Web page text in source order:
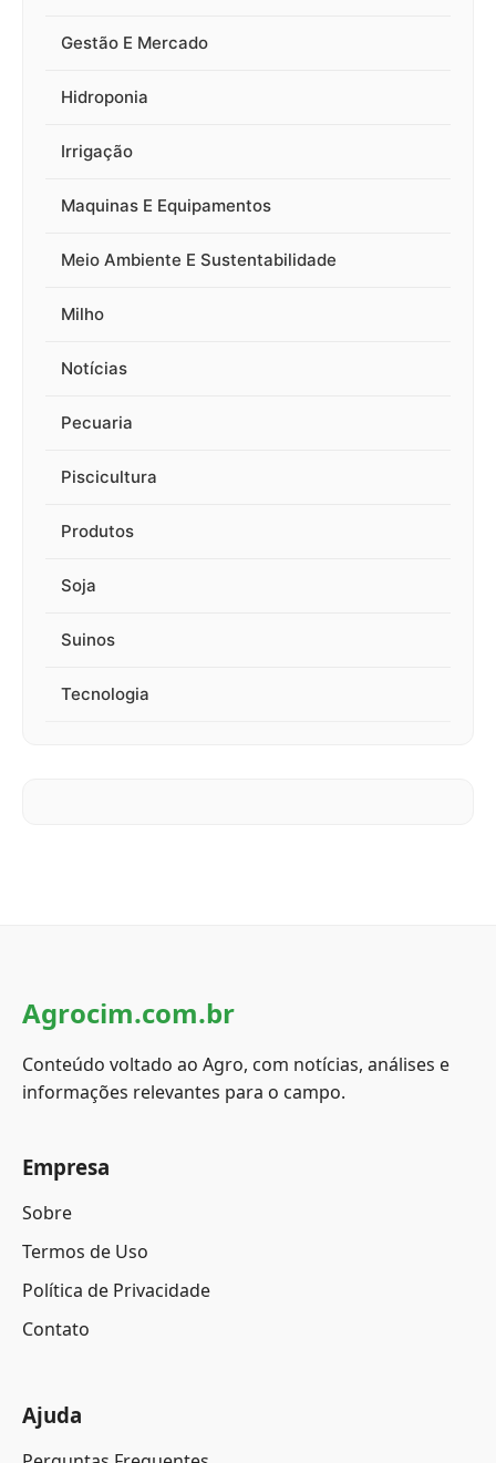
Gestão E Mercado
Hidroponia
Irrigação
Maquinas E Equipamentos
Meio Ambiente E Sustentabilidade
Milho
Notícias
Pecuaria
Piscicultura
Produtos
Soja
Suinos
Tecnologia
Agrocim.com.br
Conteúdo voltado ao Agro, com notícias, análises e
informações relevantes para o campo.
Empresa
Sobre
Termos de Uso
Política de Privacidade
Contato
Ajuda